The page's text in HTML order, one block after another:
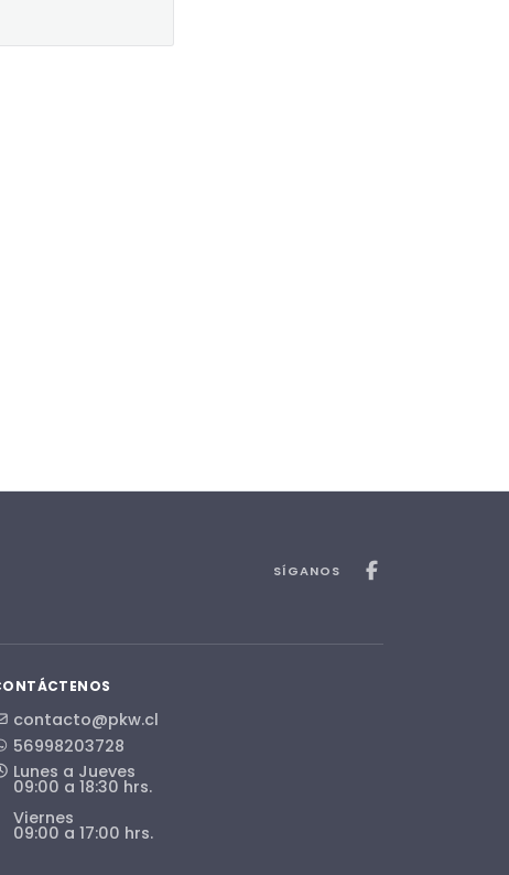
SÍGANOS
contacto@pkw.cl
56998203728
Lunes a Jueves
09:00 a 18:30 hrs.
Viernes
09:00 a 17:00 hrs.